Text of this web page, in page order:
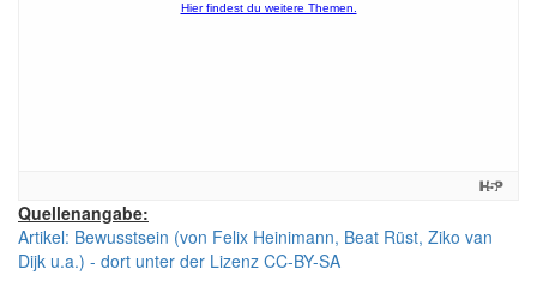
Quellenangabe:
Artikel: Bewusstsein (von Felix Heinimann, Beat Rüst, Ziko van
Dijk u.a.) - dort unter der Lizenz CC-BY-SA